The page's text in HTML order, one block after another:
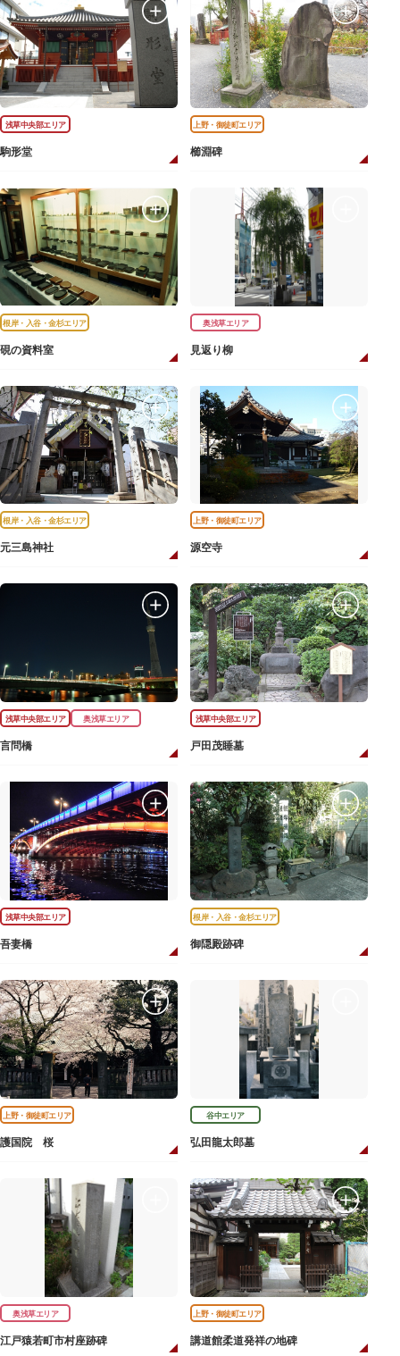
浅草中央部エリア
駒形堂
上野・御徒町エリア
櫛淵碑
根岸・入谷・金杉エリア
硯の資料室
奥浅草エリア
見返り柳
根岸・入谷・金杉エリア
元三島神社
上野・御徒町エリア
源空寺
浅草中央部エリア 奥浅草エリア
言問橋
浅草中央部エリア
戸田茂睡墓
浅草中央部エリア
吾妻橋
根岸・入谷・金杉エリア
御隠殿跡碑
上野・御徒町エリア
護国院 桜
谷中エリア
弘田龍太郎墓
奥浅草エリア
江戸猿若町市村座跡碑
上野・御徒町エリア
講道館柔道発祥の地碑